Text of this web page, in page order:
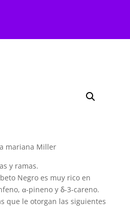
mariana Miller
y ramas.
Negro es muy rico en
α-pineno y ẟ-3-careno.
que le otorgan las siguientes